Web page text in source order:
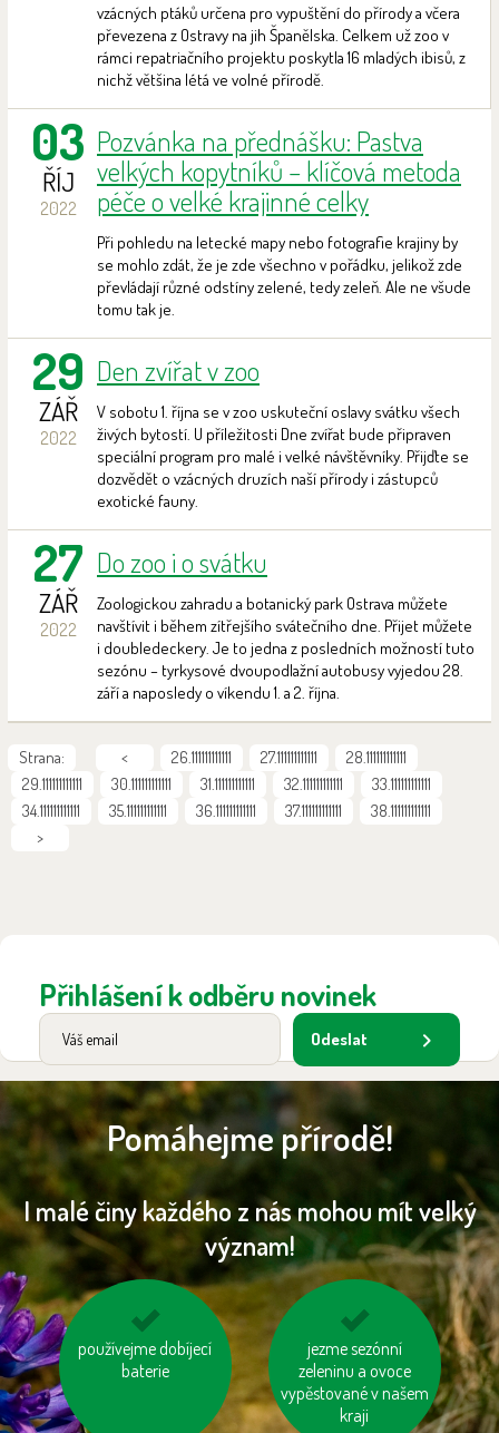
vzácných ptáků určena pro vypuštění do přírody a včera
převezena z Ostravy na jih Španělska. Celkem už zoo v
rámci repatriačního projektu poskytla 16 mladých ibisů, z
nichž většina létá ve volné přírodě.
03
ŘÍJ
2022
Pozvánka na přednášku: Pastva
velkých kopytníků – klíčová metoda
péče o velké krajinné celky
Při pohledu na letecké mapy nebo fotografie krajiny by
se mohlo zdát, že je zde všechno v pořádku, jelikož zde
převládají různé odstíny zelené, tedy zeleň. Ale ne všude
tomu tak je.
29
ZÁŘ
2022
Den zvířat v zoo
V sobotu 1. října se v zoo uskuteční oslavy svátku všech
živých bytostí. U příležitosti Dne zvířat bude připraven
speciální program pro malé i velké návštěvníky. Přijďte se
dozvědět o vzácných druzích naší přírody i zástupců
exotické fauny.
27
ZÁŘ
2022
Do zoo i o svátku
Zoologickou zahradu a botanický park Ostrava můžete
navštívit i během zítřejšího svátečního dne. Přijet můžete
i doubledeckery. Je to jedna z posledních možností tuto
sezónu – tyrkysové dvoupodlažní autobusy vyjedou 28.
září a naposledy o víkendu 1. a 2. října.
Strana: < 26.111111111111 27.111111111111
28.111111111111
29.111111111111
30.111111111111 31.111111111111 32.111111111111
33.111111111111
34.111111111111
35.111111111111 36.111111111111 37.111111111111
38.111111111111
>
Přihlášení k odběru novinek
Odeslat
Pomáhejme přírodě!
I malé činy každého z nás mohou mít velký
význam!
používejme dobíjecí
baterie
používejme úsporné
baterie
jezme sezónní
zeleninu a ovoce
vypěstované v našem
kraji
využívejme
hromadnou dopravu